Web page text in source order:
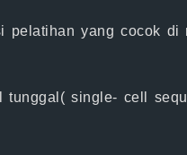
pelatihan yang cocok
tunggal( single- cell